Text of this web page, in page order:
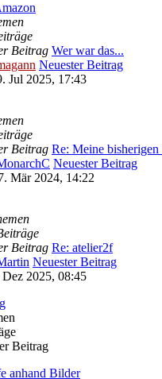
Beitrag Wer war das...
Neuester Beitrag
Jul 2025, 17:43
Beitrag Re: Meine
Neuester Beitrag
Mär 2024, 14:22
Beitrag Re: atelier2f
Neuester Beitrag
2025, 08:45
Beitrag
anhand Bilder